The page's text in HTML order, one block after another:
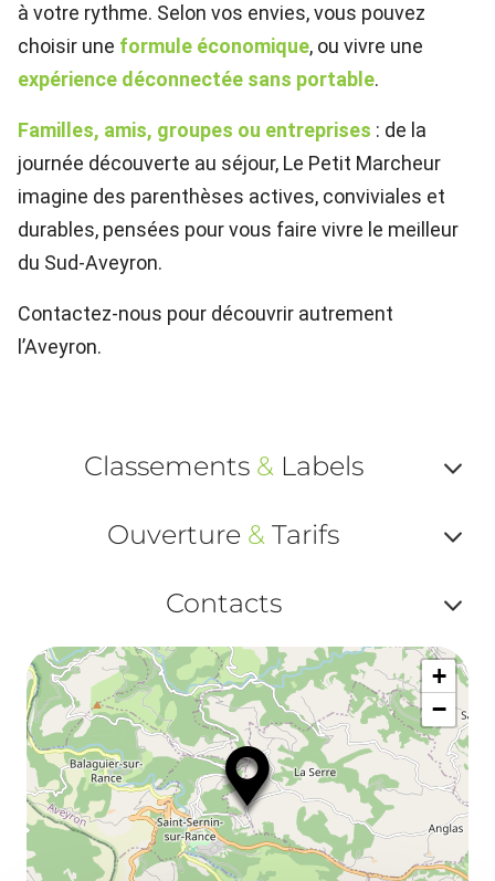
à votre rythme. Selon vos envies, vous pouvez
choisir une formule économique, ou vivre une
expérience déconnectée sans portable.
Familles, amis, groupes ou entreprises : de la
journée découverte au séjour, Le Petit Marcheur
imagine des parenthèses actives, conviviales et
durables, pensées pour vous faire vivre le meilleur
du Sud-Aveyron.
Contactez-nous pour découvrir autrement
l’Aveyron.
Classements &Labels
ou
Ouverture & Tarifs
ou
et
Contacts
ou
+
−